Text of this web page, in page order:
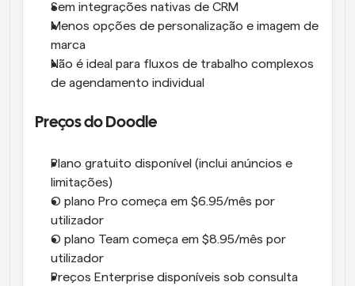
Sem integrações nativas de CRM
Menos opções de personalização e imagem de
marca
Não é ideal para fluxos de trabalho complexos
de agendamento individual
Preços do Doodle
Plano gratuito disponível (inclui anúncios e
limitações)
O plano Pro começa em $6.95/mês por
utilizador
O plano Team começa em $8.95/mês por
utilizador
Preços Enterprise disponíveis sob consulta